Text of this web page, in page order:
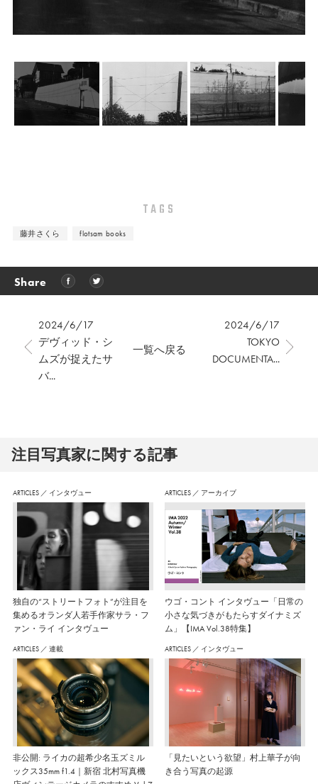
TAGS
藤井さくら flotsam books
Share
2024/6/17
デヴィッド・シ
ムズが捉えたサ
バ...
2024/6/17
TOKYO
DOCUMENTA...
一覧へ戻る
注⽬写真家に関する記事
ARTICLES ／ インタヴュー
独自の“ストリートフォト”が注目を
集めるオランダ人若手作家サラ・フ
ァン・ライ インタヴュー
ARTICLES ／ アーカイブ
ウゴ・コント インタヴュー「日常の
小さな気づきがもたらすダイナミズ
ム」【IMA Vol.38特集】
ARTICLES ／ 連載
非公開: ライカの超希少名玉ズミル
ックス35mm f1.4｜新宿 北村写真機
ARTICLES ／ インタヴュー
「見たいという欲望」村上華子が向
き合う写真の起源